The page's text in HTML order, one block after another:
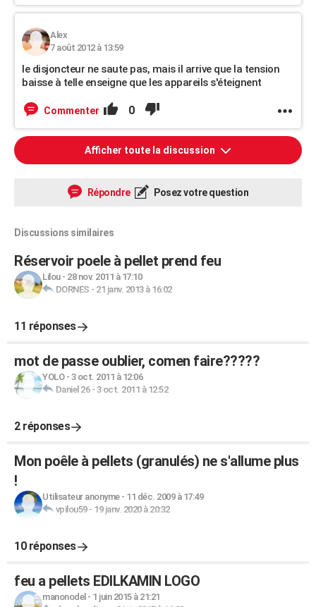
Alex
7 août 2012 à 13:59
le disjoncteur ne saute pas, mais il arrive que la tension
baisse à telle enseigne que les appareils s'éteignent
Commenter 0
Afficher toute la discussion
Répondre Posez votre question
Discussions similaires
Réservoir poele à pellet prend feu
Lilou- 28 nov. 2011 à 17:10
DORNES - 21 janv. 2013 à 16:02
11 réponses
mot de passe oublier, comen faire?????
YOLO- 3 oct. 2011 à 12:06
Daniel 26- 3 oct. 2011 à 12:52
2 réponses
Mon poêle à pellets (granulés) ne s'allume plus
!
Utilisateur anonyme- 11 déc. 2009 à 17:49
vpilou59- 19 janv. 2020 à 20:32
10 réponses
feu a pellets EDILKAMIN LOGO
manonodel - 1 juin 2015 à 21:21